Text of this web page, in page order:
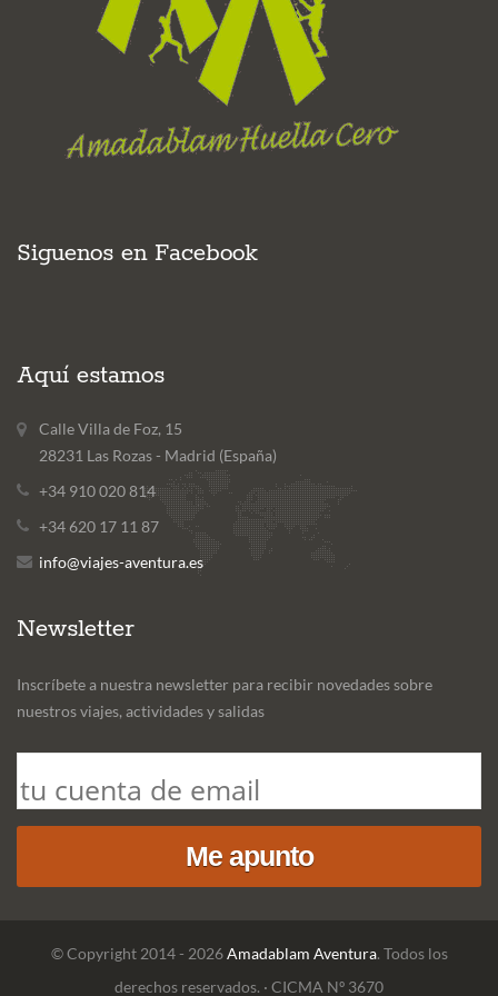
Siguenos en Facebook
Aquí estamos
Calle Villa de Foz, 15
28231 Las Rozas - Madrid (España)
+34 910 020 814
+34 620 17 11 87
info@viajes-aventura.es
Newsletter
Inscríbete a nuestra newsletter para recibir novedades sobre
nuestros viajes, actividades y salidas
© Copyright 2014 - 2026Amadablam Aventura. Todos los
derechos reservados. · CICMA Nº 3670